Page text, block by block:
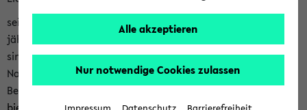
seit 2023 verleiht das Rektorat der Universität Bielefeld
jährlich den Nachhaltigkeitspreis für Abschlussarbeiten. Sie
sind herzlich eingeladen sich mit Ihrer Abschlussarbeit beim
Nachhaltigkeitsbüro zu bewerben. Bitte nutzen Sie für Ihre
Bewerbung dieses Formular<https://formulare.uni-
Alle akzeptieren
Nur notwendige Cookies zulassen